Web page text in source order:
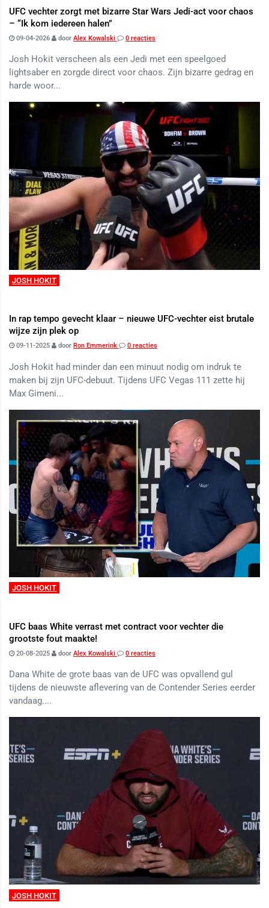
UFC vechter zorgt met bizarre Star Wars Jedi-act voor chaos
– “Ik kom iedereen halen”
09-04-2026 door Alex Kowalski 0 reacties
Josh Hokit verscheen als een Jedi met een speelgoed
lightsaber en zorgde direct voor chaos. Zijn bizarre gedrag en
harde woor...
JOSH HOKIT
In rap tempo gevecht klaar – nieuwe UFC-vechter eist brutale
wijze zijn plek op
09-11-2025 door Ron Emmerink 0 reacties
Josh Hokit had minder dan een minuut nodig om indruk te
maken bij zijn UFC-debuut. Tijdens UFC Vegas 111 zette hij
Max Gimeni...
JOSH HOKIT
UFC baas White verrast met contract voor vechter die
grootste fout maakte!
20-08-2025 door Alex Kowalski 0 reacties
Dana White de grote baas van de UFC was opvallend gul
tijdens de nieuwste aflevering van de Contender Series eerder
vandaag....
JOSH HOKIT